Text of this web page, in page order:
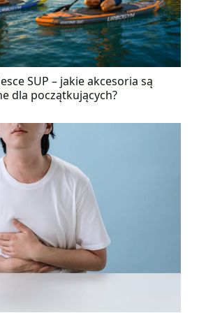
SUP – jakie akcesoria są
dla początkujących?